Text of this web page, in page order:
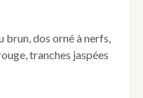
brun, dos orné à nerfs,
tranches jaspées